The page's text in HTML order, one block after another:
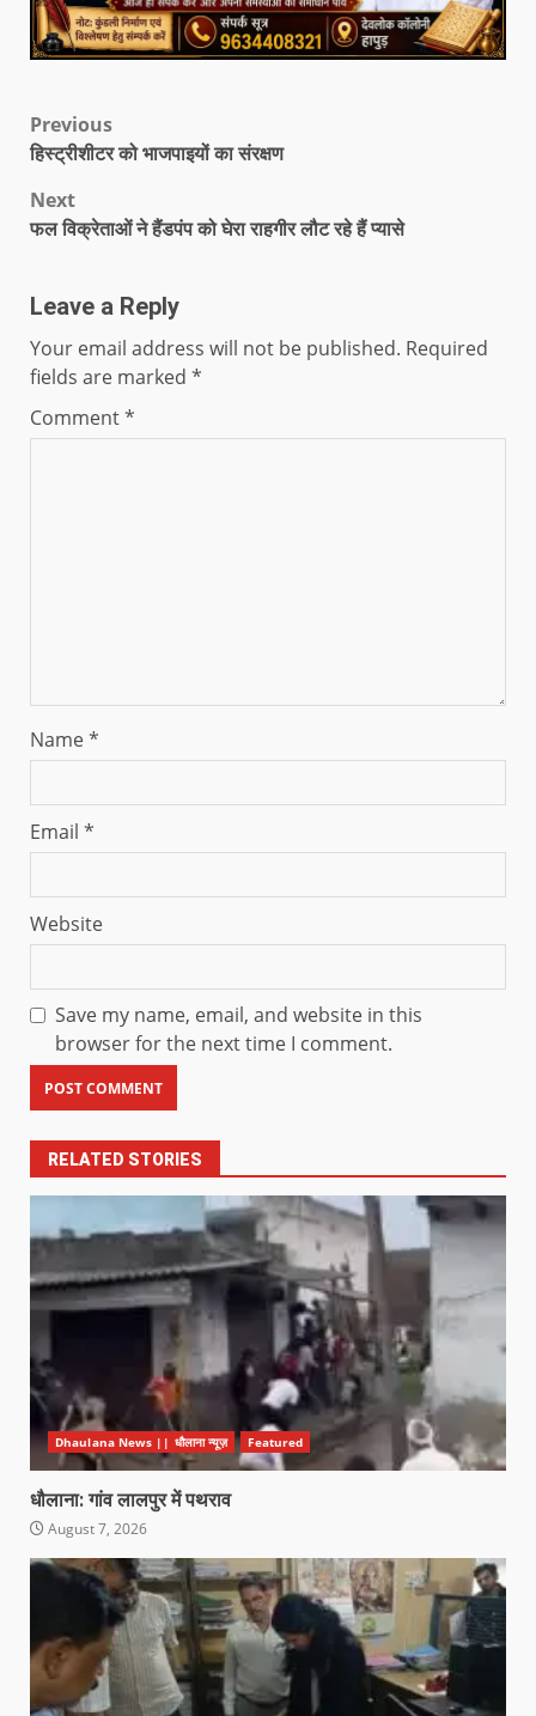
Previous
हिस्ट्रीशीटर को भाजपाइयों का संरक्षण
Next
फल विक्रेताओं ने हैंडपंप को घेरा राहगीर लौट रहे हैं प्यासे
Leave a Reply
Your email address will not be published. Required
fields are marked *
Comment*
Name*
Email *
Website
Save my name, email, and website in this
browser for the next time I comment.
RELATED STORIES
Dhaulana News || धौलाना न्यूज़ Featured
धौलाना: गांव लालपुर में पथराव
August 7, 2026